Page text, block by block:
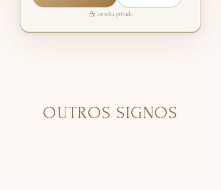
Consulta privada
OUTROS SIGNOS